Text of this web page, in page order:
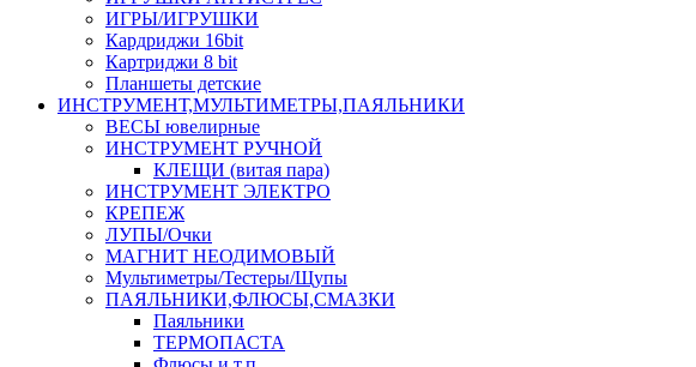
ИГРЫ/ИГРУШКИ
Кардриджи 16bit
Картриджи 8 bit
Планшеты детские
ИНСТРУМЕНТ,МУЛЬТИМЕТРЫ,ПАЯЛЬНИКИ
ВЕСЫ ювелирные
ИНСТРУМЕНТ РУЧНОЙ
КЛЕЩИ (витая пара)
ИНСТРУМЕНТ ЭЛЕКТРО
КРЕПЕЖ
ЛУПЫ/Очки
МАГНИТ НЕОДИМОВЫЙ
Мультиметры/Тестеры/Щупы
ПАЯЛЬНИКИ,ФЛЮСЫ,СМАЗКИ
Паяльники
ТЕРМОПАСТА